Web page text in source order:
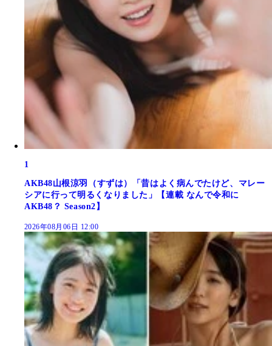
1
AKB48山根涼羽（すずは）「昔はよく病んでたけど、マレー
シアに行って明るくなりました」【連載 なんで令和に
AKB48？ Season2】
2026年08月06日 12:00